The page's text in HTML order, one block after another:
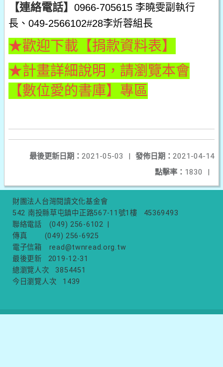
【連絡電話】 0966-705615 李曉雯副執行
長、049-2566102#28李炘蓉組長
★歡迎下載【捐款資料表】
★計畫詳細說明，請瀏覽本會
【數位愛的書庫】專區
發佈日期： 2021-04-14
最後更新日期： 2021-05-03
|
點擊率： 1830 |
財團法人台灣閱讀文化基金會
542 南投縣草屯鎮中正路567-11號1樓
45369493
聯絡電話
(049) 256-6102
傳真
(049) 256-6925
電子信箱
read@twnread.org.tw
最後更新
2019-12-31
總瀏覽人次
3854451
今日瀏覽人次
1439